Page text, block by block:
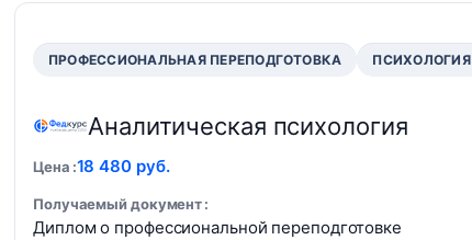
ПРОФЕССИОНАЛЬНАЯ ПЕРЕПОДГОТОВКА ПСИХОЛОГИЯ
Аналитическая психология
Цена 18 480 руб.
Получаемый документ
Диплом о профессиональной переподготовке